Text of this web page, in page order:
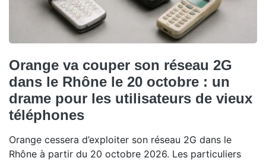
Orange va couper son réseau 2G
dans le Rhône le 20 octobre : un
drame pour les utilisateurs de vieux
téléphones
Orange cessera d’exploiter son réseau 2G dans le
Rhône à partir du 20 octobre 2026. Les particuliers